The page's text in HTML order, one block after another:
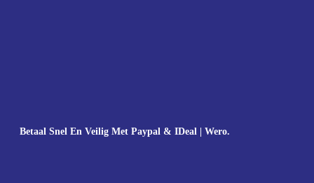
Betaal Snel En Veilig Met Paypal & IDeal | Wero.